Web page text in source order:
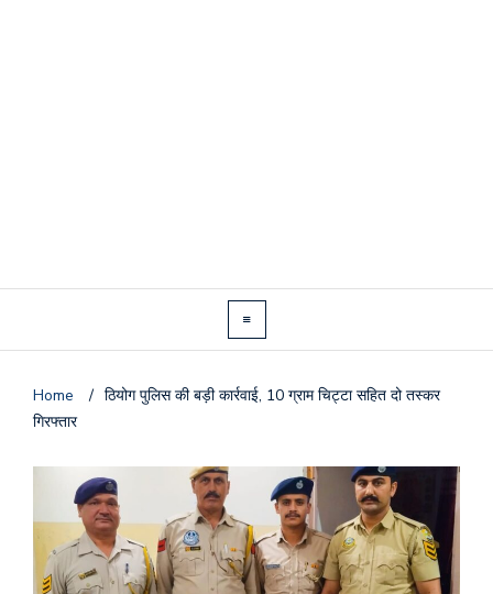
Home / ठियोग पुलिस की बड़ी कार्रवाई, 10 ग्राम चिट्टा सहित दो तस्कर
गिरफ्तार